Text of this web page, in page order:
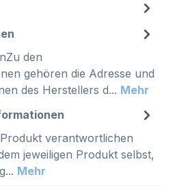
den
gehören die Adresse und
des Herstellers d... Mehr
verantwortlichen
jeweiligen Produkt selbst,
Mehr